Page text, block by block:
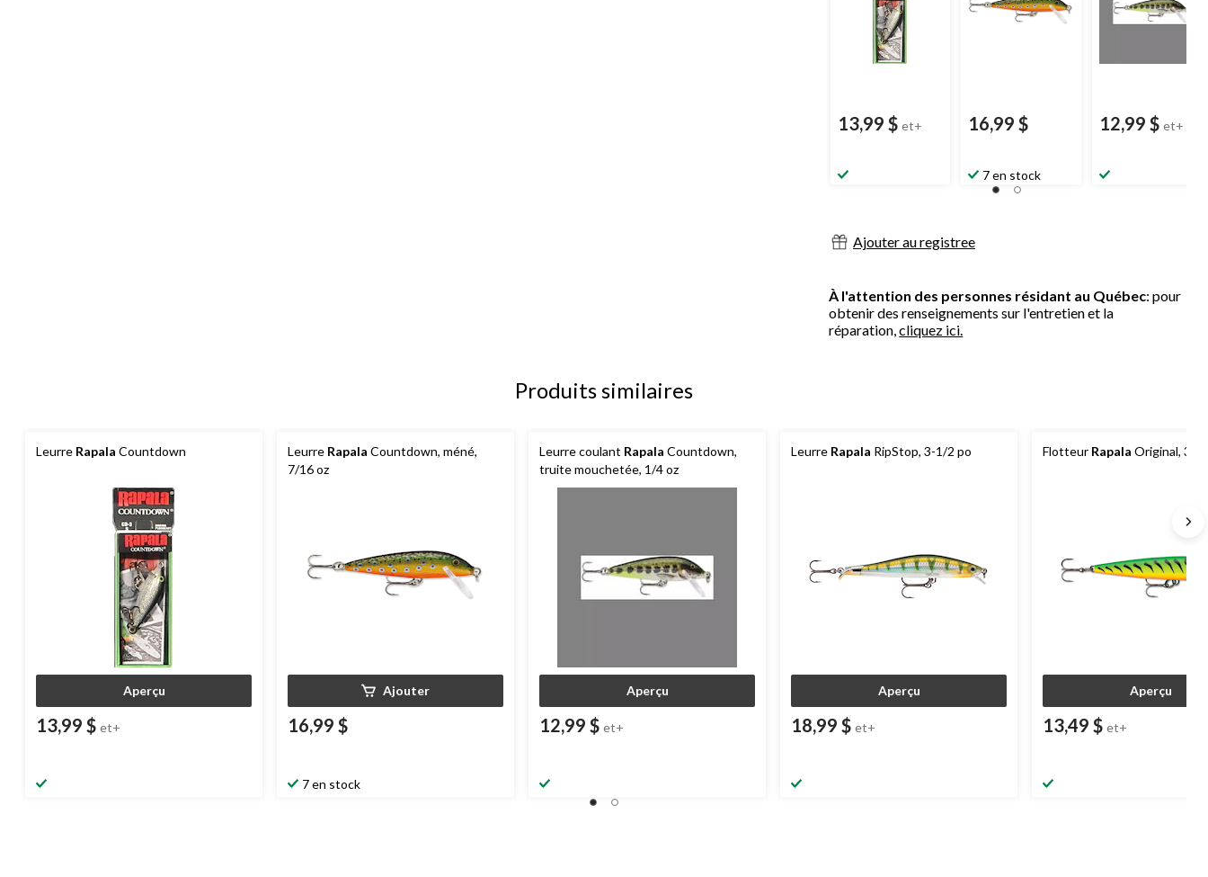
13,99 $ et+ 16,99 $
7 en stock
12,99 $ et+
Ajouter au registree
À l'attention des personnes résidant au Québec: pour
obtenir des renseignements sur l'entretien et la
réparation,cliquez ici.
Produits similaires
Leurre Rapala Countdown
Aperçu
13,99 $ et+
Leurre Rapala Countdown, méné,
7/16 oz
Ajouter
16,99 $
7 en stock
Leurre coulant Rapala Countdown,
truite mouchetée, 1/4 oz
Aperçu
12,99 $ et+
Leurre Rapala RipStop, 3-1/2 po
Aperçu
18,99 $ et+
Flotteur Rapala Original, 3 1/
Aperçu
13,49 $ et+